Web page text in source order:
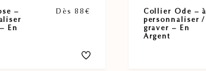
–
En
Dès 88€
Collier Ode – à
personnaliser /
graver – En
Argent